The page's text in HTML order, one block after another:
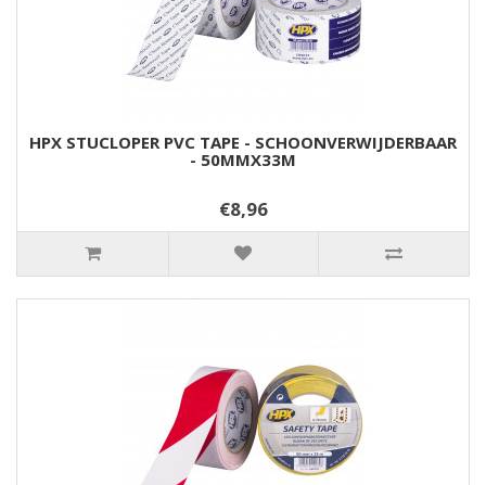
HPX STUCLOPER PVC TAPE - SCHOONVERWIJDERBAAR
- 50MMX33M
€8,96